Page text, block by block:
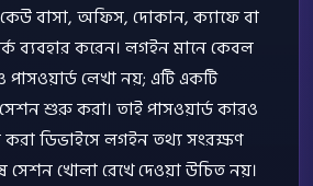
বাসা, অফিস, দোকান, ক্যাফে বা
ব্যবহার করেন। লগইন মানে কেবল
পাসওয়ার্ড লেখা নয়; এটি একটি
শুরু করা। তাই পাসওয়ার্ড কারও
করা ডিভাইসে লগইন তথ্য সংরক্ষণ
সেশন খোলা রেখে দেওয়া উচিত নয়।